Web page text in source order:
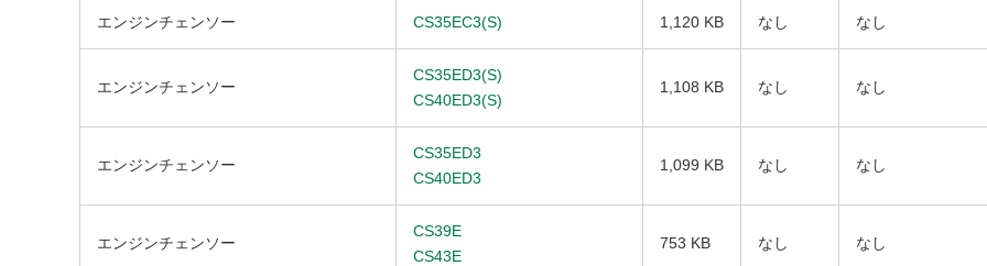
エンジンチェンソー CS35EC3(S) 1,120 KB なし なし
エンジンチェンソー
CS35ED3(S)
CS40ED3(S)
1,108 KB なし なし
エンジンチェンソー
CS35ED3
CS40ED3
1,099 KB なし なし
エンジンチェンソー
CS39E
CS43E
753 KB なし なし